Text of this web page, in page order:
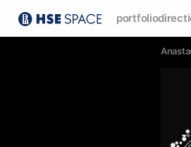
portfolio